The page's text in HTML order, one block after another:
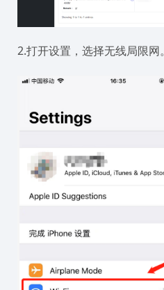
2.打开设置，选择无线局限网。